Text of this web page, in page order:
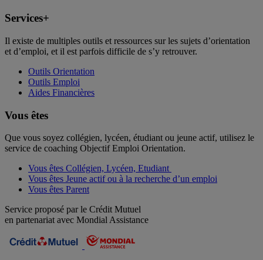
Services+
Il existe de multiples outils et ressources sur les sujets d’orientation
et d’emploi, et il est parfois difficile de s’y retrouver.
Outils Orientation
Outils Emploi
Aides Financières
Vous êtes
Que vous soyez collégien, lycéen, étudiant ou jeune actif, utilisez le
service de coaching Objectif Emploi Orientation.
Vous êtes Collégien, Lycéen, Etudiant
Vous êtes Jeune actif ou à la recherche d’un emploi
Vous êtes Parent
Service proposé par le Crédit Mutuel
en partenariat avec Mondial Assistance